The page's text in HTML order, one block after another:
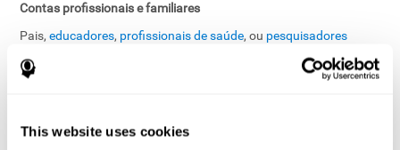
This website uses cookies
Contas profissionais e familiares
Pais, educadores, profissionais de saúde, ou pesquisadores
pessoais, como sua atividade cognitiva e resultados. Solicitamos
privacidade em configurações da conta e outras ferramentas